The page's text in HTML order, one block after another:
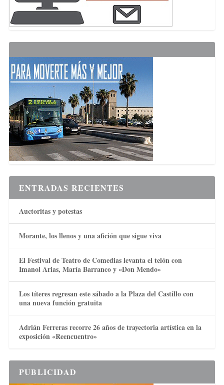
ENTRADAS RECIENTES
Auctoritas y potestas
Morante, los llenos y una afición que sigue viva
El Festival de Teatro de Comedias levanta el telón con
Imanol Arias, María Barranco y «Don Mendo»
Los títeres regresan este sábado a la Plaza del Castillo con
una nueva función gratuita
Adrián Ferreras recorre 26 años de trayectoria artística en la
exposición «Reencuentro»
PUBLICIDAD